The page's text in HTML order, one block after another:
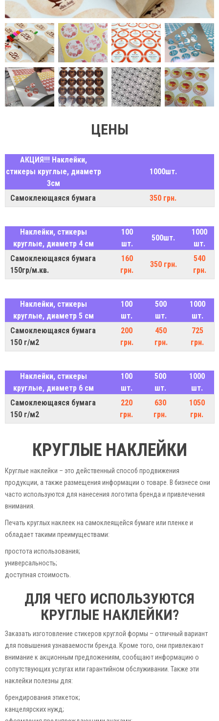
ЦЕНЫ
АКЦИЯ!!! Наклейки,
стикеры круглые, диаметр
3см
1000шт.
Самоклеющаяся бумага 350 грн.
Наклейки, стикеры
круглые, диаметр 4 см
100
шт.
500шт.
1000
шт.
Самоклеющаяся бумага
150гр/м.кв.
160
грн.
350 грн.
540
грн.
Наклейки, стикеры
круглые, диаметр 5 см
100
шт.
500
шт.
1000
шт.
Самоклеющаяся бумага
150 г/м2
200
грн.
450
грн.
725
грн.
Наклейки, стикеры
круглые, диаметр 6 см
100
шт.
500
шт.
1000
шт.
Самоклеющаяся бумага
150 г/м2
220
грн.
630
грн.
1050
грн.
КРУГЛЫЕ НАКЛЕЙКИ
Круглые наклейки – это действенный способ продвижения
продукции, а также размещения информации о товаре. В бизнесе они
часто используются для нанесения логотипа бренда и привлечения
внимания.
Печать круглых наклеек на самоклеящейся бумаге или пленке и
обладает такими преимуществами:
простота использования;
универсальность;
доступная стоимость.
ДЛЯ ЧЕГО ИСПОЛЬЗУЮТСЯ
КРУГЛЫЕ НАКЛЕЙКИ?
Заказать изготовление стикеров круглой формы – отличный вариант
для повышения узнаваемости бренда. Кроме того, они привлекают
внимание к акционным предложениям, сообщают информацию о
сопутствующих услугах или гарантийном обслуживании. Также эти
наклейки полезны для:
брендирования этикеток;
канцелярских нужд;